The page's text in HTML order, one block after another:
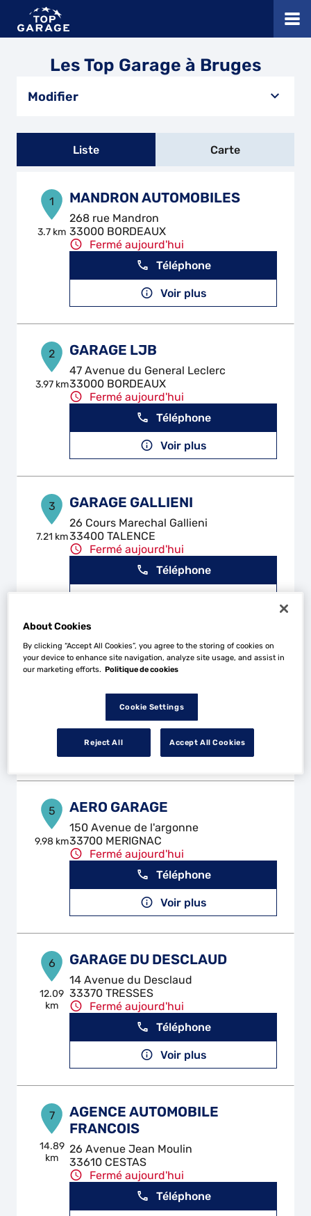
Les Top Garage à Bruges
Modifier
Liste Carte
1
3.7 km
MANDRON AUTOMOBILES
268 rue Mandron
33000 BORDEAUX
Fermé aujourd'hui
Téléphone
Voir plus
2
3.97 km
GARAGE LJB
47 Avenue du General Leclerc
33000 BORDEAUX
Fermé aujourd'hui
Téléphone
Voir plus
3
7.21 km
GARAGE GALLIENI
26 Cours Marechal Gallieni
33400 TALENCE
Fermé aujourd'hui
Téléphone
4 JARIO MOTORS
62 Rue Roustaing
Fermé aujourd'hui
Téléphone
Voir plus
5
9.98 km
AERO GARAGE
150 Avenue de l'argonne
33700 MERIGNAC
Fermé aujourd'hui
Téléphone
Voir plus
6
12.09
km
GARAGE DU DESCLAUD
14 Avenue du Desclaud
33370 TRESSES
Fermé aujourd'hui
Téléphone
Voir plus
7
14.89
km
AGENCE AUTOMOBILE
FRANCOIS
26 Avenue Jean Moulin
33610 CESTAS
Fermé aujourd'hui
Téléphone
About Cookies
By clicking “Accept All Cookies”, you agree to the storing of cookies on
your device to enhance site navigation, analyze site usage, and assist in
our marketing efforts. Politique de cookies
Cookie Settings
Reject All Accept All Cookies